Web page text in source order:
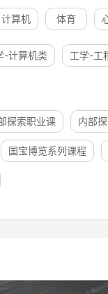
计算机 体育
-计算机类 工学-工
探索职业课 内部
国宝博览系列课程